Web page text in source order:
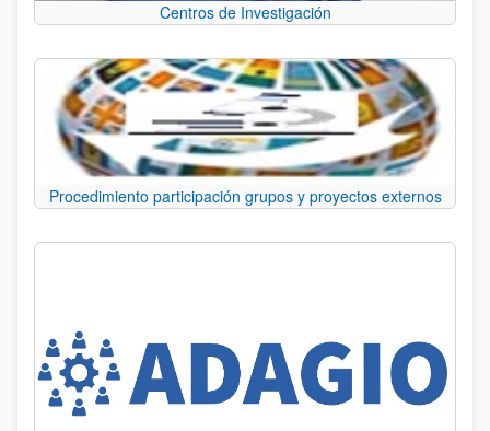
Centros de Investigación
Procedimiento participación grupos y proyectos externos